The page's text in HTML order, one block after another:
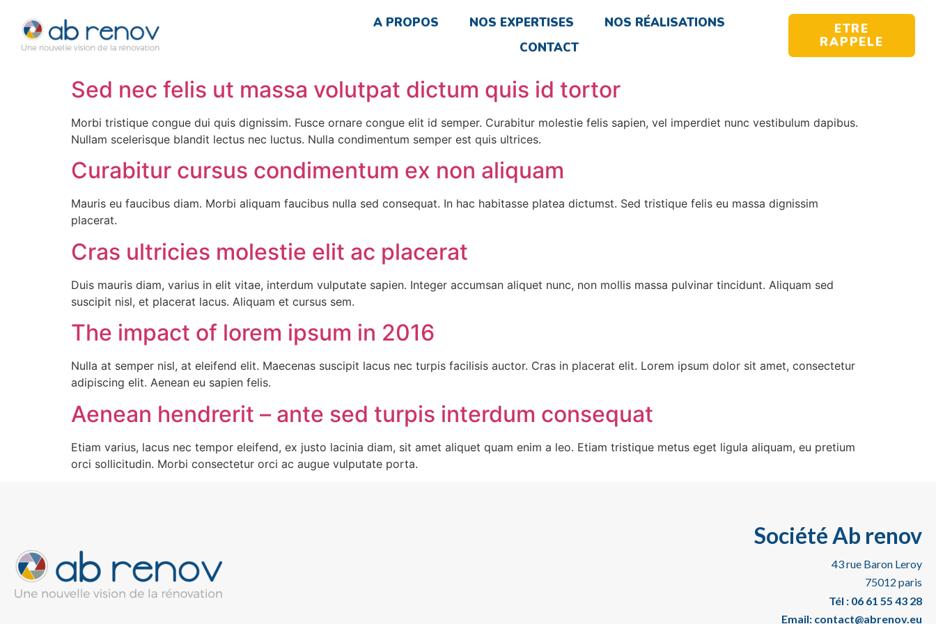
A PROPOS NOS EXPERTISES
NOS RÉALISATIONS
CONTACT
ETRE
RAPPELE
Sed nec felis ut massa volutpat dictum quis id tortor
Morbi tristique congue dui quis dignissim. Fusce ornare congue elit id semper. Curabitur molestie felis sapien, vel imperdiet nunc vestibulum dapibus.
Nullam scelerisque blandit lectus nec luctus. Nulla condimentum semper est quis ultrices.
Curabitur cursus condimentum ex non aliquam
Mauris eu faucibus diam. Morbi aliquam faucibus nulla sed consequat. In hac habitasse platea dictumst. Sed tristique felis eu massa dignissim
placerat.
Cras ultricies molestie elit ac placerat
Duis mauris diam, varius in elit vitae, interdum vulputate sapien. Integer accumsan aliquet nunc, non mollis massa pulvinar tincidunt. Aliquam sed
suscipit nisl, et placerat lacus. Aliquam et cursus sem.
The impact of lorem ipsum in 2016
Nulla at semper nisl, at eleifend elit. Maecenas suscipit lacus nec turpis facilisis auctor. Cras in placerat elit. Lorem ipsum dolor sit amet, consectetur
adipiscing elit. Aenean eu sapien felis.
Aenean hendrerit – ante sed turpis interdum consequat
Etiam varius, lacus nec tempor eleifend, ex justo lacinia diam, sit amet aliquet quam enim a leo. Etiam tristique metus eget ligula aliquam, eu pretium
orci sollicitudin. Morbi consectetur orci ac augue vulputate porta.
Société Ab renov
43 rue Baron Leroy
75012 paris
Tél : 06 61 55 43 28
Email: contact@abrenov.eu